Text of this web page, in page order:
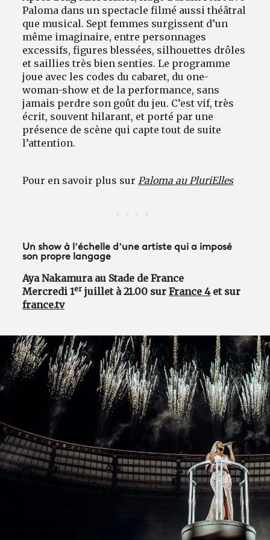
Paloma dans un spectacle filmé aussi théâtral
que musical. Sept femmes surgissent d’un
même imaginaire, entre personnages
excessifs, figures blessées, silhouettes drôles
et saillies très bien senties. Le programme
joue avec les codes du cabaret, du one-
woman-show et de la performance, sans
jamais perdre son goût du jeu. C’est vif, très
écrit, souvent hilarant, et porté par une
présence de scène qui capte tout de suite
l’attention.
Pour en savoir plus sur Paloma au PluriElles
Un show à l’échelle d’une artiste qui a imposé
son propre langage
Aya Nakamura au Stade de France
Mercredi 1erjuillet à 21.00 surFrance 4et sur
france.tv